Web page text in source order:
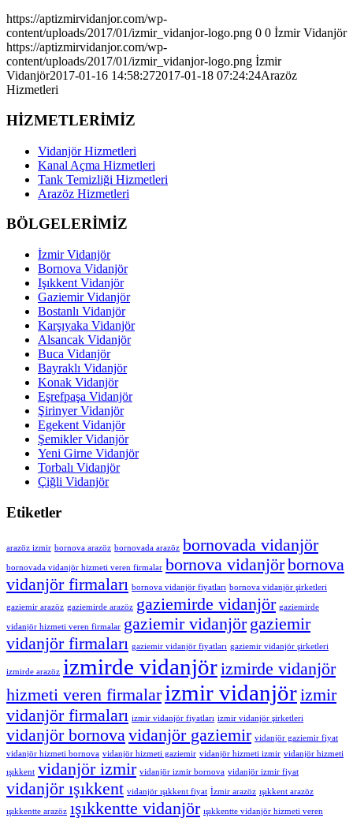
https://aptizmirvidanjor.com/wp-
content/uploads/2017/01/izmir_vidanjor-logo.png 0 0 İzmir Vidanjör
https://aptizmirvidanjor.com/wp-
content/uploads/2017/01/izmir_vidanjor-logo.png İzmir
Vidanjör2017-01-16 14:58:272017-01-18 07:24:24Arazöz
Hizmetleri
HİZMETLERİMİZ
Vidanjör Hizmetleri
Kanal Açma Hizmetleri
Tank Temizliği Hizmetleri
Arazöz Hizmetleri
BÖLGELERİMİZ
İzmir Vidanjör
Bornova Vidanjör
Işıkkent Vidanjör
Gaziemir Vidanjör
Bostanlı Vidanjör
Karşıyaka Vidanjör
Alsancak Vidanjör
Buca Vidanjör
Bayraklı Vidanjör
Konak Vidanjör
Eşrefpaşa Vidanjör
Şirinyer Vidanjör
Egekent Vidanjör
Şemikler Vidanjör
Yeni Girne Vidanjör
Torbalı Vidanjör
Çiğli Vidanjör
Etiketler
arazöz izmir bornova arazöz bornovada arazöz bornovada vidanjör
bornovada vidanjör hizmeti veren firmalar bornova vidanjörbornova
vidanjör firmaları bornova vidanjör fiyatları bornova vidanjör şirketleri
gaziemir arazöz gaziemirde arazöz gaziemirde vidanjör gaziemirde
vidanjör hizmeti veren firmalar gaziemir vidanjör gaziemir
vidanjör firmaları gaziemir vidanjör fiyatları gaziemir vidanjör şirketleri
izmirde arazöz izmirde vidanjörizmirde vidanjör
hizmeti veren firmalarizmir vidanjörizmir
vidanjör firmaları izmir vidanjör fiyatları izmir vidanjör şirketleri
vidanjör bornovavidanjör gaziemir vidanjör gaziemir fiyat
vidanjör hizmeti bornova vidanjör hizmeti gaziemir vidanjör hizmeti izmir vidanjör hizmeti
ışıkkent vidanjör izmir vidanjör izmir bornova vidanjör izmir fiyat
vidanjör ışıkkent vidanjör ışıkkent fiyat İzmir arazöz ışıkkent arazöz
ışıkkentte arazöz ışıkkentte vidanjör ışıkkentte vidanjör hizmeti veren